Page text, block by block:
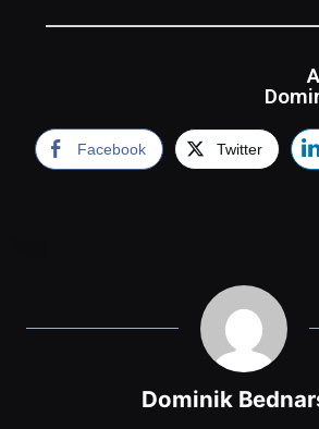
Facebook Twitter
Dominik